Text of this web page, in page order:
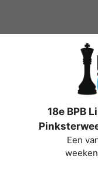
de
18e BPB
Een